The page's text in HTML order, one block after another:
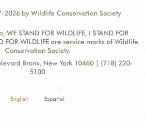
2026 by Wildlife Conservation Society
WE STAND FOR WILDLIFE, I STAND FOR
FOR WILDLIFE are service marks of Wildlife
Conservation Society.
Bronx, New York 10460 | (718) 220-
5100
English Español